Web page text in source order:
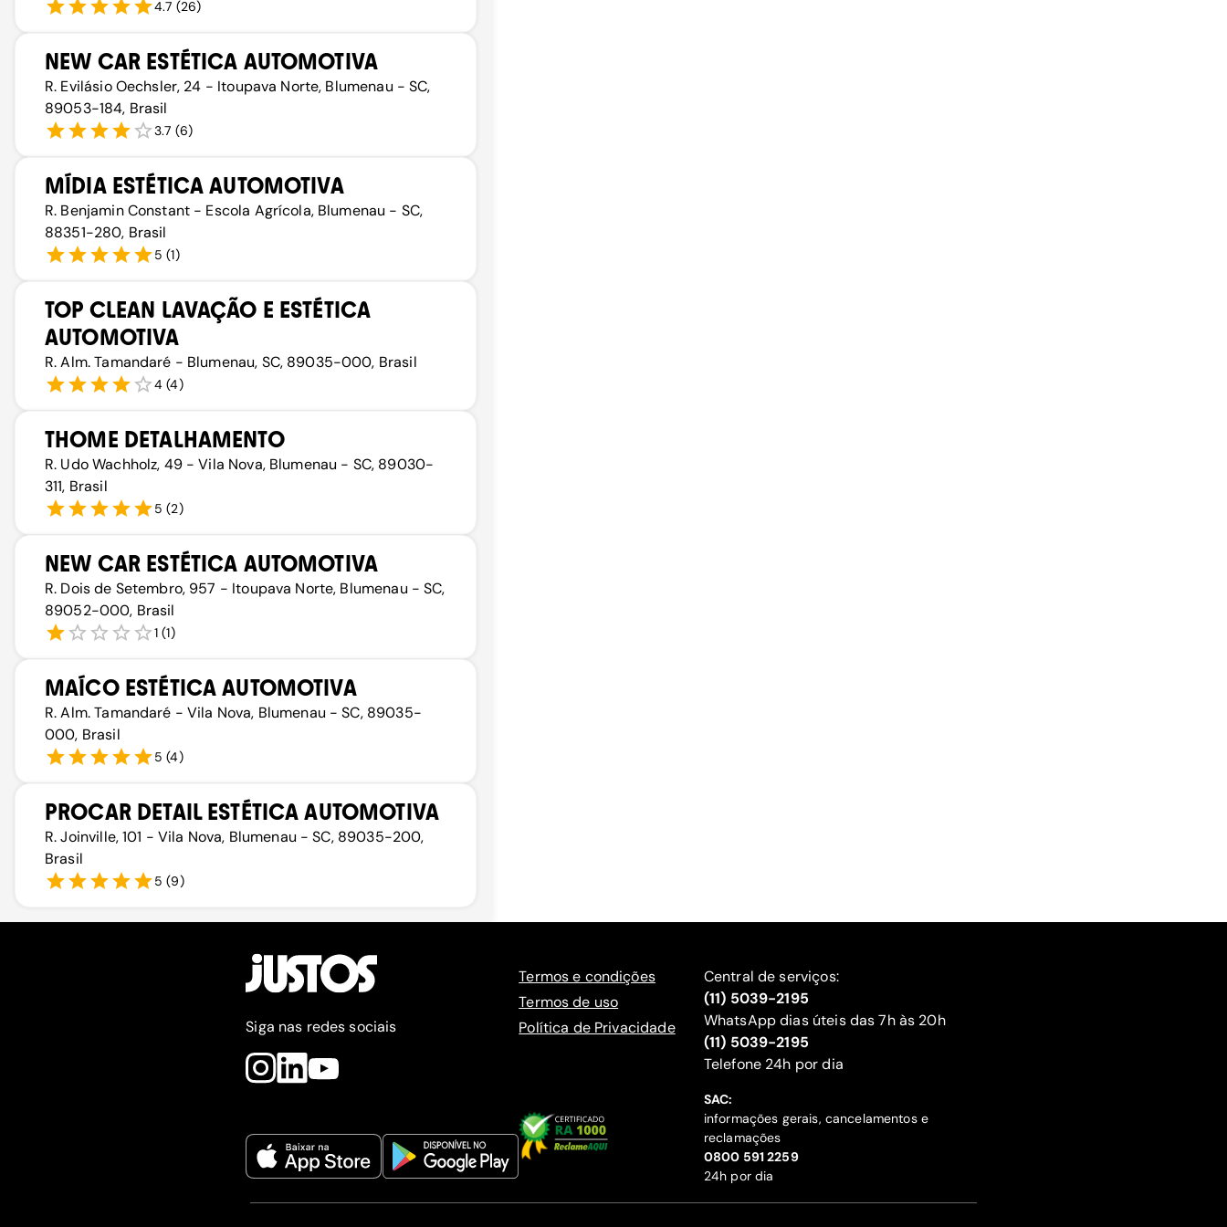
4.7 (26)
NEW CAR ESTÉTICA AUTOMOTIVA
R. Evilásio Oechsler, 24 - Itoupava Norte, Blumenau - SC,
89053-184, Brasil
3.7 (6)
MÍDIA ESTÉTICA AUTOMOTIVA
R. Benjamin Constant - Escola Agrícola, Blumenau - SC,
88351-280, Brasil
5 (1)
TOP CLEAN LAVAÇÃO E ESTÉTICA
AUTOMOTIVA
R. Alm. Tamandaré - Blumenau, SC, 89035-000, Brasil
4 (4)
THOME DETALHAMENTO
R. Udo Wachholz, 49 - Vila Nova, Blumenau - SC, 89030-
311, Brasil
5 (2)
NEW CAR ESTÉTICA AUTOMOTIVA
R. Dois de Setembro, 957 - Itoupava Norte, Blumenau - SC,
89052-000, Brasil
1 (1)
MAÍCO ESTÉTICA AUTOMOTIVA
R. Alm. Tamandaré - Vila Nova, Blumenau - SC, 89035-
000, Brasil
5 (4)
PROCAR DETAIL ESTÉTICA AUTOMOTIVA
R. Joinville, 101 - Vila Nova, Blumenau - SC, 89035-200,
Brasil
5 (9)
Siga nas redes sociais
Termos e condições
Termos de uso
Política de Privacidade
Central de serviços:
(11) 5039-2195
WhatsApp dias úteis das 7h às 20h
(11) 5039-2195
‍Telefone 24h por dia
SAC:
informações gerais, cancelamentos e
reclamações
‍0800 591 2259
24h por dia